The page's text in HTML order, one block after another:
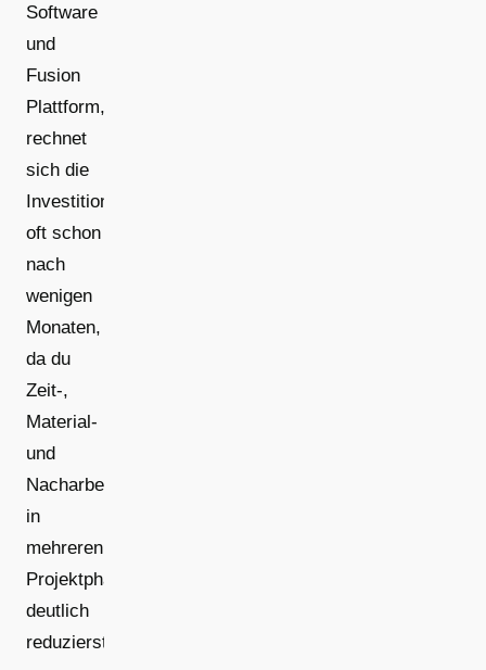
Software
und
Fusion
Plattform,
rechnet
sich die
Investition
oft schon
nach
wenigen
Monaten,
da du
Zeit-,
Material-
und
Nacharbeitskosten
in
mehreren
Projektphasen
deutlich
reduzierst.